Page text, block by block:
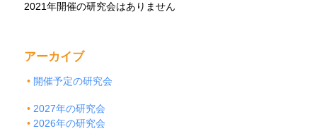
2021年開催の研究会はありません
アーカイブ
開催予定の研究会
2027年の研究会
2026年の研究会